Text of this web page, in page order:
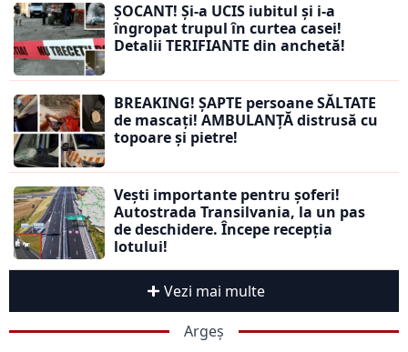
ȘOCANT! Și-a UCIS iubitul și i-a
îngropat trupul în curtea casei!
Detalii TERIFIANTE din anchetă!
BREAKING! ȘAPTE persoane SĂLTATE
de mascați! AMBULANȚĂ distrusă cu
topoare și pietre!
Vești importante pentru șoferi!
Autostrada Transilvania, la un pas
de deschidere. Începe recepția
lotului!
Vezi mai multe
Argeș